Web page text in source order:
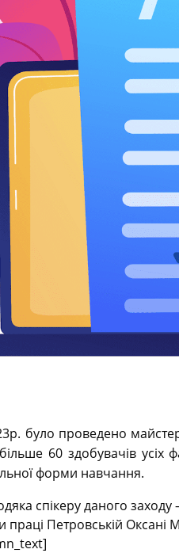
було проведено
60 здобувачів
форми навчання.
спікеру даного
праці Петровській Оксані